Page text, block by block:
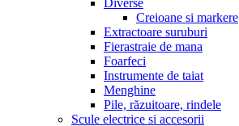
Diverse
Creioane si markere
Extractoare suruburi
Fierastraie de mana
Foarfeci
Instrumente de taiat
Menghine
Pile, răzuitoare, rindele
Scule electrice si accesorii